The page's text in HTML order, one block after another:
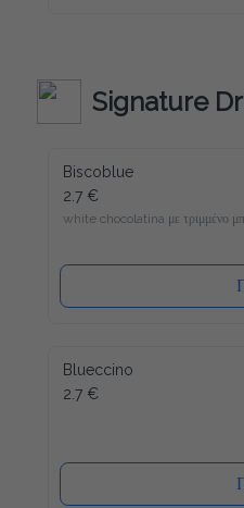
σου. Παρόλο που περιέχει λίγες
καφεΐνη.Signature
Biscoblue
2.7 €
white chocolatina με τριμμένο
Blueccino
2.7 €